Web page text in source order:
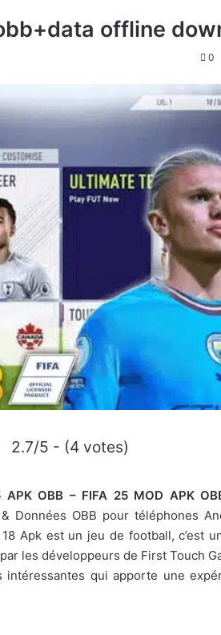
offline
0
2.7/5 - (4 votes)
OBB – FIFA 25 MOD APK
Données OBB pour téléphones
Apk est un jeu de football, c’est
les développeurs de First Touch
qui apporte une